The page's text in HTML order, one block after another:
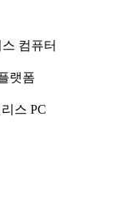
컴퓨터
랫폼
스 PC